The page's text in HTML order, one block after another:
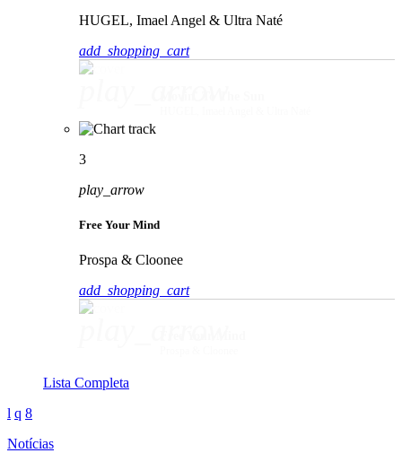
HUGEL, Imael Angel & Ultra Naté
add_shopping_cart
3
play_arrow
Free Your Mind
Prospa & Cloonee
add_shopping_cart
Lista Completa
Notícias